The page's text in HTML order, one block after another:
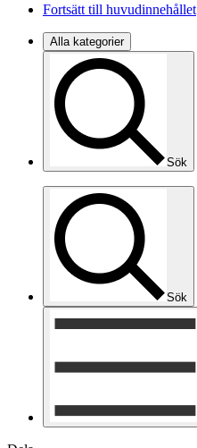
Fortsätt till huvudinnehållet
Alla kategorier
Sök
Sök